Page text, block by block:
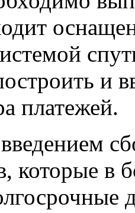
и
платежей.
которые в